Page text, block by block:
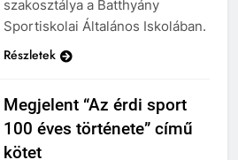
szakosztálya a Batthyány
Sportiskolai Általános Iskolában.
Részletek
Megjelent “Az érdi sport
100 éves története” című
kötet